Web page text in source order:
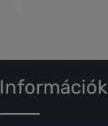
Információk